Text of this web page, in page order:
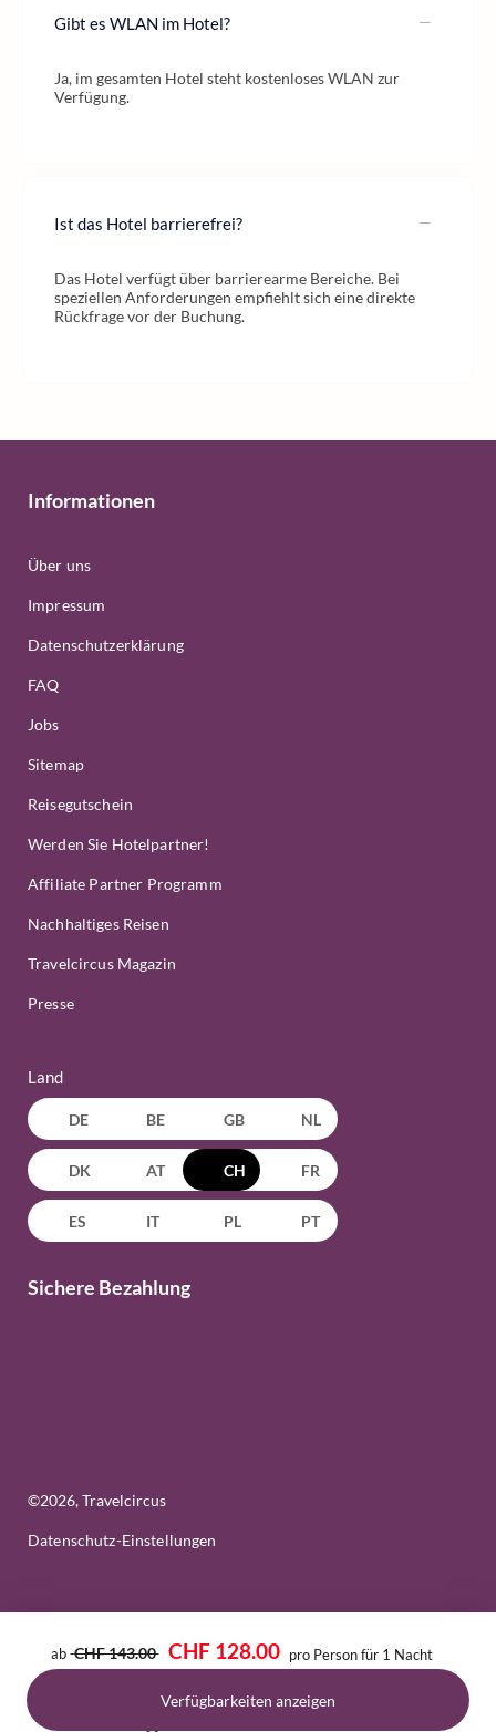
Gibt es WLAN im Hotel?
Ja, im gesamten Hotel steht kostenloses WLAN zur
Verfügung.
Ist das Hotel barrierefrei?
Das Hotel verfügt über barrierearme Bereiche. Bei
speziellen Anforderungen empfiehlt sich eine direkte
Rückfrage vor der Buchung.
ab CHF 143.00 CHF 128.00 pro Person für 1 Nacht
Verfügbarkeiten anzeigen
Informationen
Über uns
Impressum
Datenschutzerklärung
FAQ
Jobs
Sitemap
Reisegutschein
Werden Sie Hotelpartner!
Affiliate Partner Programm
Nachhaltiges Reisen
Travelcircus Magazin
Presse
Land
DE BE GB NL
DK AT CH FR
ES IT PL PT
Sichere Bezahlung
©2026, Travelcircus
Datenschutz-Einstellungen